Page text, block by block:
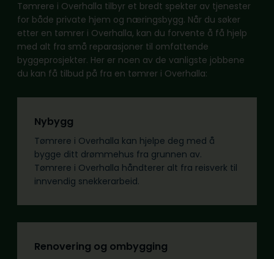
Tømrere i Overhalla tilbyr et bredt spekter av tjenester
for både private hjem og næringsbygg. Når du søker
etter en tømrer i Overhalla, kan du forvente å få hjelp
med alt fra små reparasjoner til omfattende
byggeprosjekter. Her er noen av de vanligste jobbene
du kan få tilbud på fra en tømrer i Overhalla:
Nybygg
Tømrere i Overhalla kan hjelpe deg med å
bygge ditt drømmehus fra grunnen av.
Tømrere i Overhalla håndterer alt fra reisverk til
innvendig snekkerarbeid.
Renovering og ombygging